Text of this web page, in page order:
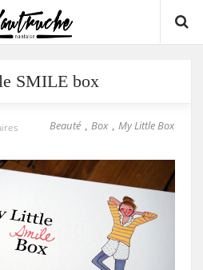
SMILE box
Beauté , Box , My Little Box